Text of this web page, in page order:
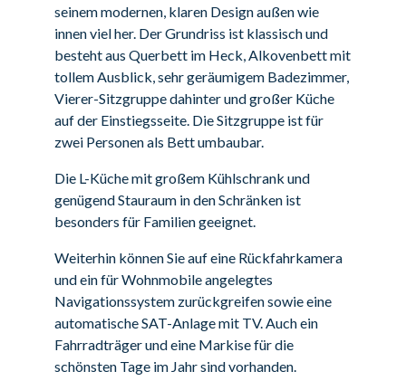
seinem modernen, klaren Design außen wie
innen viel her. Der Grundriss ist klassisch und
besteht aus Querbett im Heck, Alkovenbett mit
tollem Ausblick, sehr geräumigem Badezimmer,
Vierer-Sitzgruppe dahinter und großer Küche
auf der Einstiegsseite. Die Sitzgruppe ist für
zwei Personen als Bett umbaubar.
Die L-Küche mit großem Kühlschrank und
genügend Stauraum in den Schränken ist
besonders für Familien geeignet.
Weiterhin können Sie auf eine Rückfahrkamera
und ein für Wohnmobile angelegtes
Navigationssystem zurückgreifen sowie eine
automatische SAT-Anlage mit TV. Auch ein
Fahrradträger und eine Markise für die
schönsten Tage im Jahr sind vorhanden.